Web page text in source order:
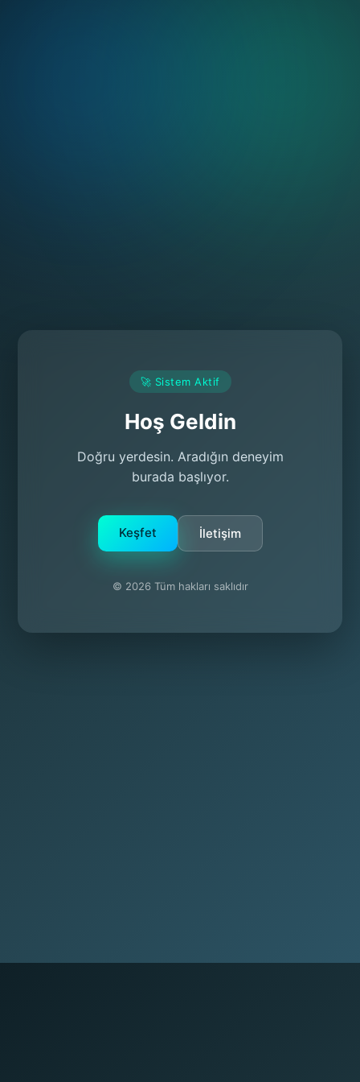
🚀 Sistem Aktif
Hoş Geldin
Doğru yerdesin. Aradığın deneyim
burada başlıyor.
Keşfet İletişim
© 2026 Tüm hakları saklıdır